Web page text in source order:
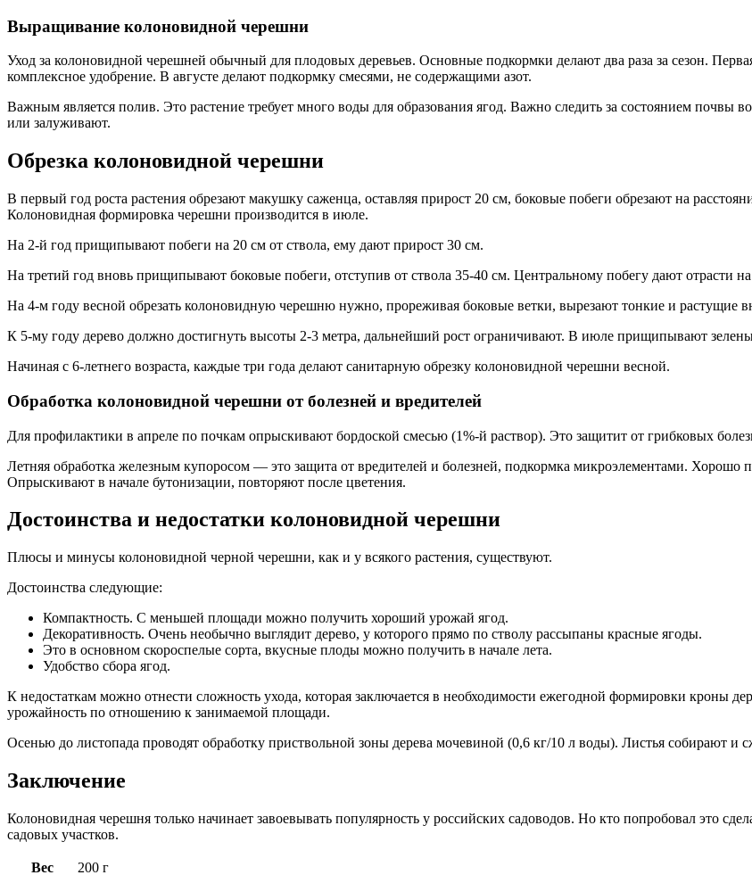
Выращивание колоновидной черешни
Уход за колоновидной черешней обычный для плодовых деревьев. Основные подкормки делают два раза за сезон.
комплексное удобрение. В августе делают подкормку смесями, не содержащими азот.
Важным является полив. Это растение требует много воды для образования ягод. Важно следить за состоянием почвы
или залуживают.
Обрезка колоновидной черешни
В первый год роста растения обрезают макушку саженца, оставляя прирост 20 см, боковые побеги обрезают на
Колоновидная формировка черешни производится в июле.
На 2-й год прищипывают побеги на 20 см от ствола, ему дают прирост 30 см.
На третий год вновь прищипывают боковые побеги, отступив от ствола 35-40 см. Центральному побегу дают отрасти
На 4-м году весной обрезать колоновидную черешню нужно, прореживая боковые ветки, вырезают тонкие и растущие
К 5-му году дерево должно достигнуть высоты 2-3 метра, дальнейший рост ограничивают. В июле прищипывают
Начиная с 6-летнего возраста, каждые три года делают санитарную обрезку колоновидной черешни весной.
Обработка колоновидной черешни от болезней и вредителей
Для профилактики в апреле по почкам опрыскивают бордоской смесью (1%-й раствор). Это защитит от грибковых
Летняя обработка железным купоросом — это защита от вредителей и болезней, подкормка микроэлементами. Хорошо
Опрыскивают в начале бутонизации, повторяют после цветения.
Достоинства и недостатки колоновидной черешни
Плюсы и минусы колоновидной черной черешни, как и у всякого растения, существуют.
Достоинства следующие:
Компактность. С меньшей площади можно получить хороший урожай ягод.
Декоративность. Очень необычно выглядит дерево, у которого прямо по стволу рассыпаны красные ягоды.
Это в основном скороспелые сорта, вкусные плоды можно получить в начале лета.
Удобство сбора ягод.
К недостаткам можно отнести сложность ухода, которая заключается в необходимости ежегодной формировки кроны
урожайность по отношению к занимаемой площади.
Осенью до листопада проводят обработку приствольной зоны дерева мочевиной (0,6 кг/10 л воды). Листья собирают и
Заключение
Колоновидная черешня только начинает завоевывать популярность у российских садоводов. Но кто попробовал это
садовых участков.
Вес 200 г